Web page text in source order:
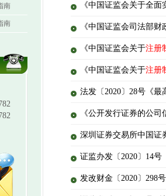
南
南
《中国证监会关于全面
《中国证监会司法部财
《中国证监会关于注册
《中国证监会关于注册
法发〔2020〕28号《
《公开发行证券的公
深圳证券交易所中国证
证监办发〔2020〕14
发改财金〔2020〕298